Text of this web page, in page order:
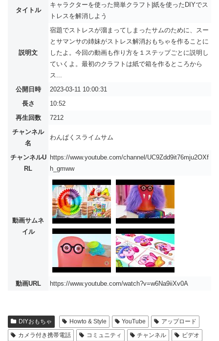
タイトル
キャラクターを使った簡単クラフト|紙を使ったDIYでス
トレスを解消しよう
説明文
宿題でストレスが溜まってしまったサムのために、スー
とサマンサの姉妹がストレス解消おもちゃを作ることに
したよ。今回の動画も作り方を１ステップごとに説明し
ていくよ。最初のクラフトは紙で箱を作るところから
ス...
公開日時
2023-03-11 10:00:31
長さ
10:52
再生回数
7212
チャンネル
名
わんぱくスライムサム
チャンネルU
RL
https://www.youtube.com/channel/UC9Zdd9it76mju2OXf
h_gmww
動画サムネ
イル
動画URL https://www.youtube.com/watch?v=w6Na9iiXv0A
DIYおもちゃ Howto & Style YouTube
アップロード
カメラ付き携帯電話
コミュニティ チャンネル
ビデオ